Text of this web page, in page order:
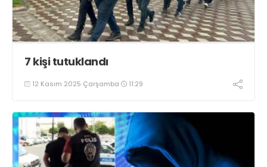
7 kişi tutuklandı
12 Kasım 2025 Çarşamba 11:29